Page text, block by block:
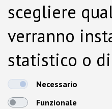
scegliere
verranno
statistico o
dalla Cookie
Necessario
Funzionale